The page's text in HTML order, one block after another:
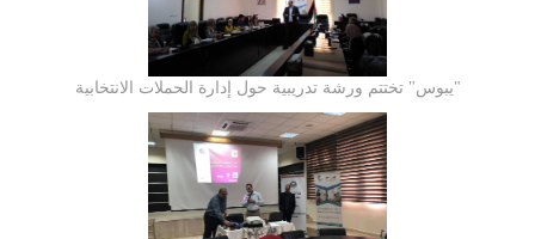
"يبوس" تختتم ورشة تدريبية حول إدارة الحملات الانتخابية